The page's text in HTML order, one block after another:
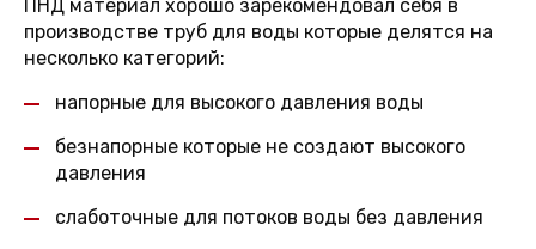
ПНД материал хорошо зарекомендовал себя в
производстве труб для воды которые делятся на
несколько категорий:
напорные для высокого давления воды
безнапорные которые не создают высокого
давления
слаботочные для потоков воды без давления